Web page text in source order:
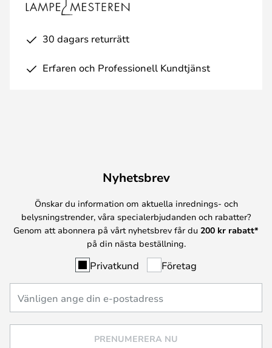
30 dagars returrätt
Erfaren och Professionell Kundtjänst
Nyhetsbrev
Önskar du information om aktuella inrednings- och
belysningstrender, våra specialerbjudanden och rabatter?
Genom att abonnera på vårt nyhetsbrev får du 200 kr rabatt*
på din nästa beställning.
Privatkund Företag
PRENUMERERA NU